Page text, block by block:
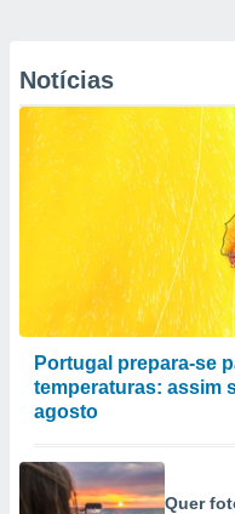
Notícias
Portugal prepara-se
temperaturas: assim
agosto
Quer